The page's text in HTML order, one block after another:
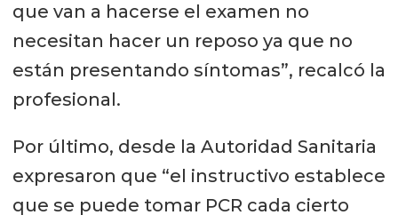
que van a hacerse el examen no
necesitan hacer un reposo ya que no
están presentando síntomas”, recalcó la
profesional.
Por último, desde la Autoridad Sanitaria
expresaron que “el instructivo establece
que se puede tomar PCR cada cierto